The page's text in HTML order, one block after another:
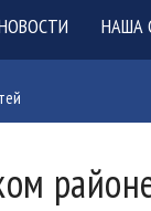
НАША